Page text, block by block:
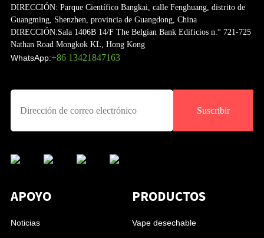
DIRECCIÓN: Parque Científico Bangkai, calle Fenghuang, distrito de
Guangming, Shenzhen, provincia de Guangdong, China
DIRECCIÓN:Sala 1406B 14/F The Belgian Bank Edificios n.° 721-725
Nathan Road Mongkok KL, Hong Kong
WhatsApp:+86 13421847163
Suscribir
APOYO
Noticias
PRODUCTOS
Vape desechable